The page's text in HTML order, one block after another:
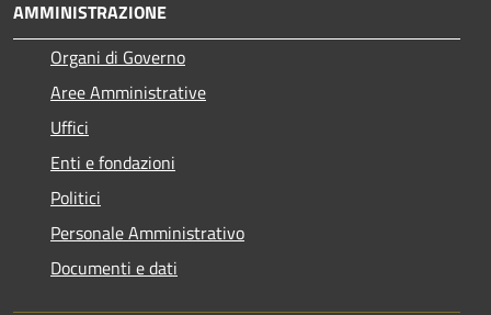
AMMINISTRAZIONE
Organi di Governo
Aree Amministrative
Uffici
Enti e fondazioni
Politici
Personale Amministrativo
Documenti e dati